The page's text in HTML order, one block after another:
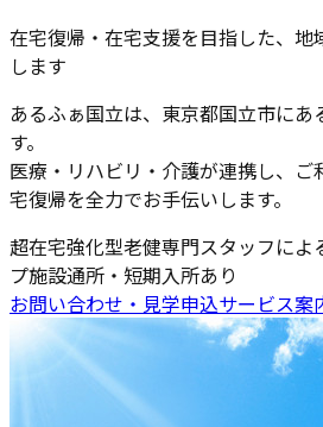
在宅復帰・在宅支援を目指した、
します
あるふぁ国立は、東京都国立市にあ
す。
医療・リハビリ・介護が連携し、ご
宅復帰を全力でお手伝いします。
超在宅強化型老健専門スタッフによ
プ施設通所・短期入所あり
お問い合わせ・見学申込サービス案